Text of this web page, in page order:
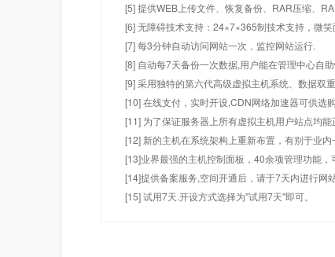
[5] 提供WEB上传文件、恢复备份、RAR压缩、
[6] 无障碍技术支持：24×7×365制技术支持，微笑
[7] 每3分钟自动访问网站一次，监控网站运行.
[8] 自动每7天备份一次数据,用户能在管理中心自
[9] 采用独特的第六代高级虚拟主机系统、数据双
[10] 在线支付，实时开设,CDN网络加速器可供选
[11] 为了保证服务器上所有虚拟主机用户站点均
[12] 新的主机在系统架构上重新布置，有别于业
[13]业界最强的主机控制面板，40余项管理功能，
[14]提供备案服务,空间开通后，请于7天内进行网站
[15] 试用7天.开设方式选择为"试用7天"即可。